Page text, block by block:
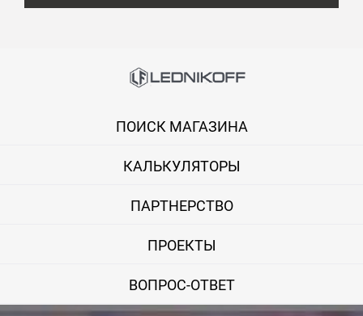
ПОИСК МАГАЗИНА
КАЛЬКУЛЯТОРЫ
ПАРТНЕРСТВО
ПРОЕКТЫ
ВОПРОС-ОТВЕТ